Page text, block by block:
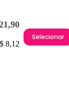
8,12
Selecionar